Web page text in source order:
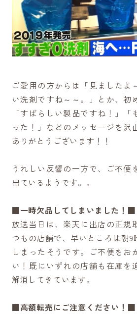
ご愛用の方からは「見ましたよ
い洗剤ですね～～。」とか、初
「すばらしい製品ですね！」「
った！」などのメッセージを沢
ありがとうございます！！
うれしい反響の一方で、ご不便
出ているようです。。
■一時欠品してしまいました！■
放送当日は、楽天に出店の正規
つもの店舗で、早いところは朝9
しまったそうです。ご不便をお
い！既にいずれの店舗も在庫を
解消してきています。
■高額転売にご注意ください！■